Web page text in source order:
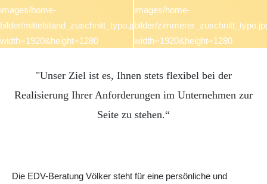
"Unser Ziel ist es, Ihnen stets flexibel bei der
Realisierung Ihrer Anforderungen im Unternehmen zur
Seite zu stehen.“
Die EDV-Beratung Völker steht für eine persönliche und